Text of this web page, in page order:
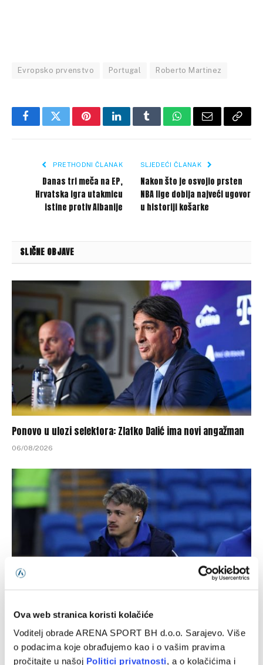
Ova web stranica koristi kolačiće
Voditelj obrade ARENA SPORT BH d.o.o. Sarajevo. Više
o podacima koje obrađujemo kao i o vašim pravima
pročitajte u našoj Politici privatnosti, a o kolačićima i
Evropsko prvenstvo Portugal Roberto Martinez
FacebookTwitterPinterestLinkedInTumblrWhatsApp
Email Copy
PRETHODNI ČLANAK
Danas tri meča na EP,
Hrvatska igra utakmicu
istine protiv Albanije
SLJEDEĆI ČLANAK
Nakon što je osvojio prsten
NBA lige dobija najveći ugovor
u historiji košarke
SLIČNE OBJAVE
Ponovo u ulozi selektora: Zlatko Dalić ima novi angažman
06/08/2026
Brat Kerima Alajbegovića pozvan u reprezentaciju
Njemačke
05/08/2026